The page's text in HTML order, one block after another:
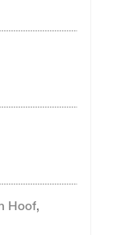
Hoof,